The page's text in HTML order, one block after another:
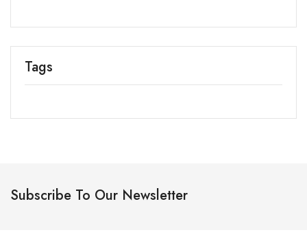
Tags
Subscribe To Our Newsletter